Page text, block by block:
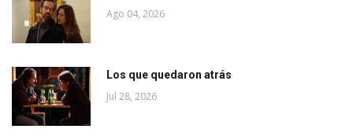
Ago 04, 2026
Los que quedaron atrás
Jul 28, 2026